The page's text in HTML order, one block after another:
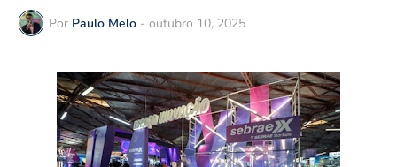
Por Paulo Melo - outubro 10, 2025